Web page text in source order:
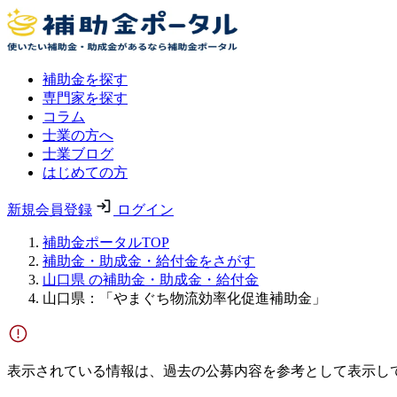
補助金を探す
専門家を探す
コラム
士業の方へ
士業ブログ
はじめての方
新規会員登録 ログイン
補助金ポータルTOP
補助金・助成金・給付金をさがす
山口県 の補助金・助成金・給付金
山口県：「やまぐち物流効率化促進補助金」
表示されている情報は、過去の公募内容を参考として表示し